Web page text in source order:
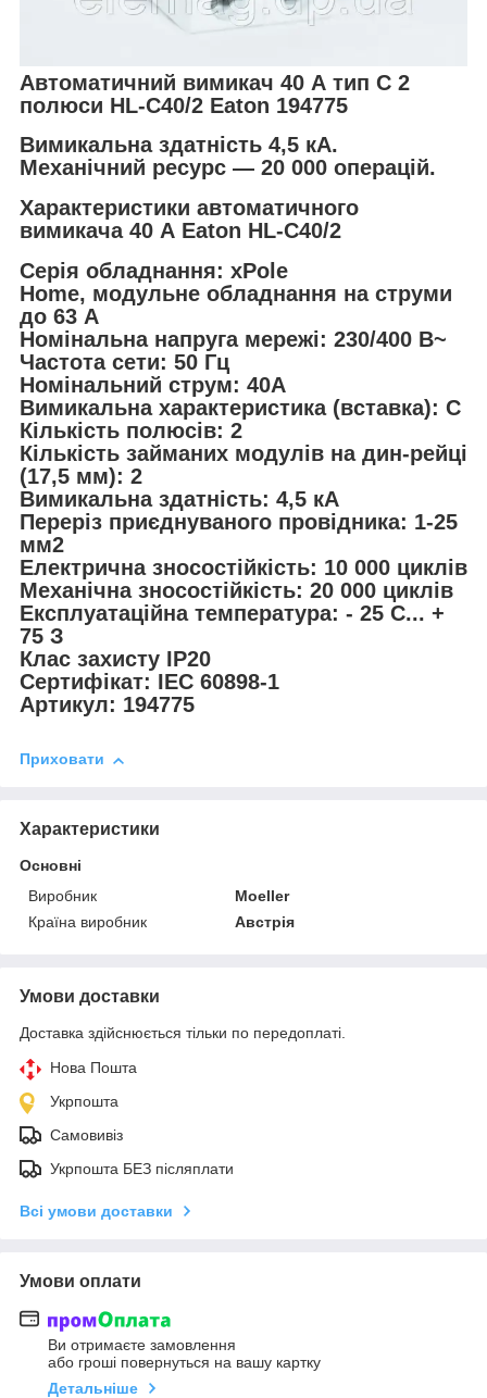
Автоматичний вимикач 40 А тип C 2
полюси HL-C40/2 Eaton 194775
Вимикальна здатність 4,5 кА.
Механічний ресурс — 20 000 операцій.
Характеристики автоматичного
вимикача 40 А Eaton HL-C40/2
Серія обладнання: xPole
Home, модульне обладнання на струми
до 63 А
Номінальна напруга мережі: 230/400 В~
Частота сети: 50 Гц
Номінальний струм: 40А
Вимикальна характеристика (вставка): C
Кількість полюсів: 2
Кількість займаних модулів на дин-рейці
(17,5 мм): 2
Вимикальна здатність: 4,5 кА
Переріз приєднуваного провідника: 1-25
мм2
Електрична зносостійкість: 10 000 циклів
Механічна зносостійкість: 20 000 циклів
Експлуатаційна температура: - 25 С... +
75 З
Клас захисту IP20
Сертифікат: IEC 60898-1
Артикул: 194775
Приховати
Характеристики
Основні
Виробник
Moeller
Країна виробник
Австрія
Умови доставки
Доставка здійснюється тільки по передоплаті.
Нова Пошта
Укрпошта
Самовивіз
Укрпошта БЕЗ післяплати
Всі умови доставки
Умови оплати
Ви отримаєте замовлення
або гроші повернуться на вашу картку
Детальніше